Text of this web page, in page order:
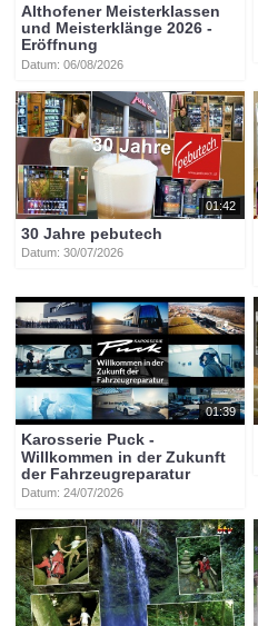
Althofener Meisterklassen
und Meisterklänge 2026 -
Eröffnung
Datum: 06/08/2026
01:42
30 Jahre pebutech
Datum: 30/07/2026
01:39
Karosserie Puck -
Willkommen in der Zukunft
der Fahrzeugreparatur
Datum: 24/07/2026